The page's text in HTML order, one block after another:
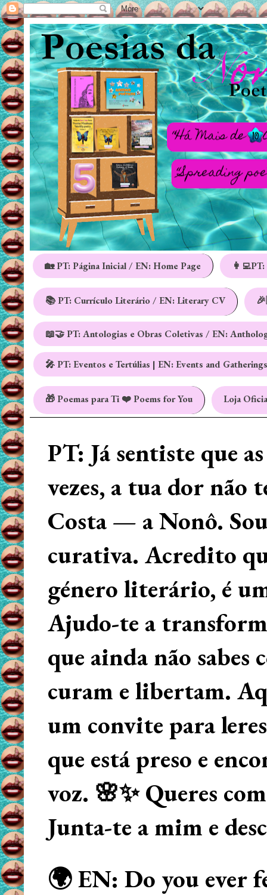
🏡 PT: Página Inicial / EN: Home Page
📚 PT: Currículo Literário / EN: Literary CV
📖🤝 PT: Antologias e Obras Coletivas / EN:
🎤 PT: Eventos e Tertúlias | EN: Events and Gatherings
🎁 Poemas para Ti ❤️ Poems for You Loja
PT: Já sentiste que
vezes, a tua dor não
Costa — a Nonô.
curativa. Acredito
género literário, é
Ajudo-te a
que ainda não
curam e libertam.
um convite para
que está preso e
voz. 🌸✨ Queres
Junta-te a mim e
🌍 EN: Do you ever